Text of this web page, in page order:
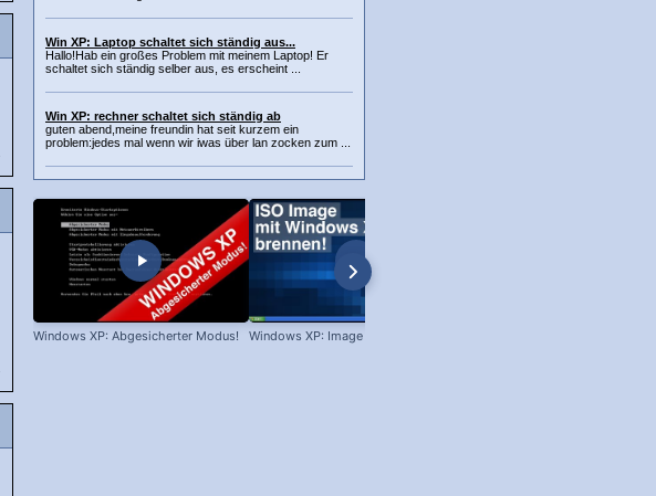
Win XP: Laptop schaltet sich ständig aus...
Hallo!Hab ein großes Problem mit meinem Laptop! Er
schaltet sich ständig selber aus, es erscheint ...
Win XP: rechner schaltet sich ständig ab
guten abend,meine freundin hat seit kurzem ein
problem:jedes mal wenn wir iwas über lan zocken zum ...
Windows XP: Abgesicherter Modus! Windows XP: Image brennen!